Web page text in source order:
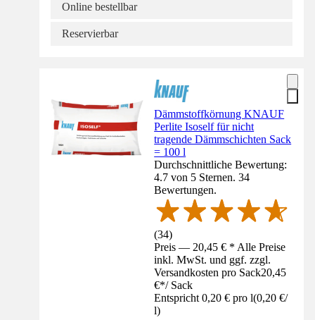
Online bestellbar
Reservierbar
Dämmstoffkörnung KNAUF
Perlite Isoself für nicht
tragende Dämmschichten Sack
= 100 l
Durchschnittliche Bewertung:
4.7 von 5 Sternen. 34
Bewertungen.
(34)
Preis — 20,45 € * Alle Preise
inkl. MwSt. und ggf. zzgl.
Versandkosten pro Sack20,45
€*/ Sack
Entspricht 0,20 € pro l(0,20 €/
l)